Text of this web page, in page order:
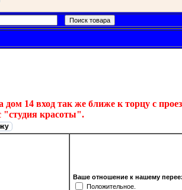
14 вход так же ближе к торцу с
"студия красоты".
Ваше отношение к нашему
Положительное.